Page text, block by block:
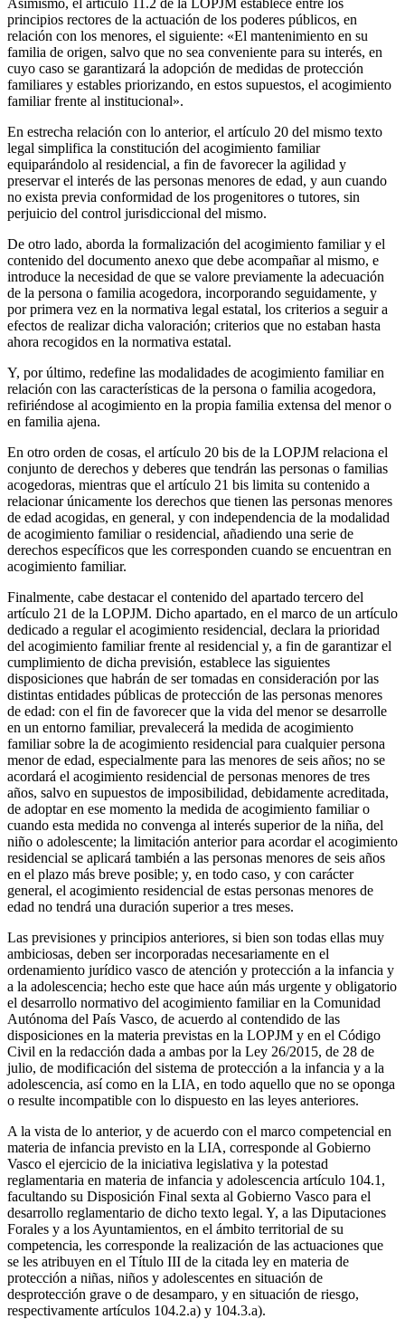
principios rectores de la actuación de los poderes públicos, en
relación con los menores, el siguiente: «El mantenimiento en su
familia de origen, salvo que no sea conveniente para su interés, en
cuyo caso se garantizará la adopción de medidas de protección
familiares y estables priorizando, en estos supuestos, el acogimiento
familiar frente al institucional».
En estrecha relación con lo anterior, el artículo 20 del mismo texto
legal simplifica la constitución del acogimiento familiar
equiparándolo al residencial, a fin de favorecer la agilidad y
preservar el interés de las personas menores de edad, y aun cuando
no exista previa conformidad de los progenitores o tutores, sin
perjuicio del control jurisdiccional del mismo.
De otro lado, aborda la formalización del acogimiento familiar y el
contenido del documento anexo que debe acompañar al mismo, e
introduce la necesidad de que se valore previamente la adecuación
de la persona o familia acogedora, incorporando seguidamente, y
por primera vez en la normativa legal estatal, los criterios a seguir a
efectos de realizar dicha valoración; criterios que no estaban hasta
ahora recogidos en la normativa estatal.
Y, por último, redefine las modalidades de acogimiento familiar en
relación con las características de la persona o familia acogedora,
refiriéndose al acogimiento en la propia familia extensa del menor o
en familia ajena.
En otro orden de cosas, el artículo 20 bis de la LOPJM relaciona el
conjunto de derechos y deberes que tendrán las personas o familias
acogedoras, mientras que el artículo 21 bis limita su contenido a
relacionar únicamente los derechos que tienen las personas menores
de edad acogidas, en general, y con independencia de la modalidad
de acogimiento familiar o residencial, añadiendo una serie de
derechos específicos que les corresponden cuando se encuentran en
acogimiento familiar.
Finalmente, cabe destacar el contenido del apartado tercero del
artículo 21 de la LOPJM. Dicho apartado, en el marco de un artículo
dedicado a regular el acogimiento residencial, declara la prioridad
del acogimiento familiar frente al residencial y, a fin de garantizar el
cumplimiento de dicha previsión, establece las siguientes
disposiciones que habrán de ser tomadas en consideración por las
distintas entidades públicas de protección de las personas menores
de edad: con el fin de favorecer que la vida del menor se desarrolle
en un entorno familiar, prevalecerá la medida de acogimiento
familiar sobre la de acogimiento residencial para cualquier persona
menor de edad, especialmente para las menores de seis años; no se
acordará el acogimiento residencial de personas menores de tres
años, salvo en supuestos de imposibilidad, debidamente acreditada,
de adoptar en ese momento la medida de acogimiento familiar o
cuando esta medida no convenga al interés superior de la niña, del
niño o adolescente; la limitación anterior para acordar el acogimiento
residencial se aplicará también a las personas menores de seis años
en el plazo más breve posible; y, en todo caso, y con carácter
general, el acogimiento residencial de estas personas menores de
edad no tendrá una duración superior a tres meses.
Las previsiones y principios anteriores, si bien son todas ellas muy
ambiciosas, deben ser incorporadas necesariamente en el
ordenamiento jurídico vasco de atención y protección a la infancia y
a la adolescencia; hecho este que hace aún más urgente y obligatorio
el desarrollo normativo del acogimiento familiar en la Comunidad
Autónoma del País Vasco, de acuerdo al contendido de las
disposiciones en la materia previstas en la LOPJM y en el Código
Civil en la redacción dada a ambas por la Ley 26/2015, de 28 de
julio, de modificación del sistema de protección a la infancia y a la
adolescencia, así como en la LIA, en todo aquello que no se oponga
o resulte incompatible con lo dispuesto en las leyes anteriores.
A la vista de lo anterior, y de acuerdo con el marco competencial en
materia de infancia previsto en la LIA, corresponde al Gobierno
Vasco el ejercicio de la iniciativa legislativa y la potestad
reglamentaria en materia de infancia y adolescencia artículo 104.1,
facultando su Disposición Final sexta al Gobierno Vasco para el
desarrollo reglamentario de dicho texto legal. Y, a las Diputaciones
Forales y a los Ayuntamientos, en el ámbito territorial de su
competencia, les corresponde la realización de las actuaciones que
se les atribuyen en el Título III de la citada ley en materia de
protección a niñas, niños y adolescentes en situación de
desprotección grave o de desamparo, y en situación de riesgo,
respectivamente artículos 104.2.a) y 104.3.a).